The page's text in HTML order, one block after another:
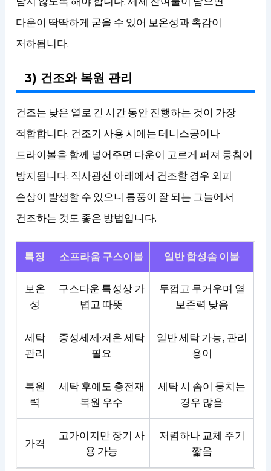
다운이 딱딱하게 굳을 수 있어 보온성과 촉감이
저하됩니다.
3) 건조와 복원 관리
건조는 낮은 열로 긴 시간 동안 진행하는 것이 가장
적합합니다. 건조기 사용 시에는 테니스공이나
드라이볼을 함께 넣어주면 다운이 고르게 퍼져 뭉침이
방지됩니다. 직사광선 아래에서 건조할 경우 외피
손상이 발생할 수 있으니 통풍이 잘 되는 그늘에서
건조하는 것도 좋은 방법입니다.
특징 소프라움 구스이불 일반 합성솜 이불
보온
성
구스다운 특성상 가
볍고 따뜻
두껍고 무거우며 열
보존력 낮음
세탁
관리
중성세제·저온 세탁
필요
일반 세탁 가능, 관리
용이
복원
력
세탁 후에도 충전재
복원 우수
세탁 시 솜이 뭉치는
경우 많음
가격
고가이지만 장기 사
용 가능
저렴하나 교체 주기
짧음